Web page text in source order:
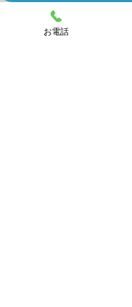
お電話